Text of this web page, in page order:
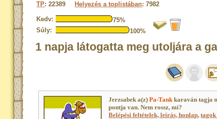
TP: 22389 Helyezés a toplistában: 7982
Kedv:
75%
Súly:
100%
1 napja látogatta meg utoljára a
Jerzsabek a(z)Pa-Tankkaraván tagja
pontja van. Nem rossz, mi?
Belépési feltételek, leírás, honlap,